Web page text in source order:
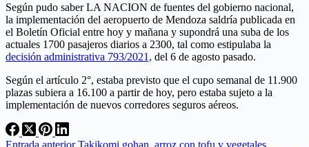
Según pudo saber LA NACION de fuentes del gobierno nacional,
la implementación del aeropuerto de Mendoza saldría publicada en
el Boletín Oficial entre hoy y mañana y supondrá una suba de los
actuales 1700 pasajeros diarios a 2300, tal como estipulaba la
decisión administrativa 793/2021, del 6 de agosto pasado.
Según el artículo 2°, estaba previsto que el cupo semanal de 11.900
plazas subiera a 16.100 a partir de hoy, pero estaba sujeto a la
implementación de nuevos corredores seguros aéreos.
Entrada anteriorTakikomi gohan, arroz con tofu y vegetales